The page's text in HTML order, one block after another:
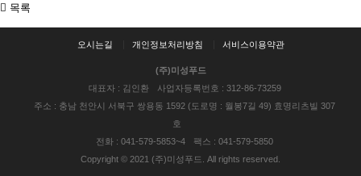
목록
오시는길 개인정보처리방침 서비스이용약관
(주)미성푸드
대표자 : 김인환
사업자등록번호 : 312-86-73259
주소 : 충남 천안시 서북구 쌍용동 1592 (도로명 : 월봉7길 49) 효명리츠빌 307
호
전화 : 041-579-5853~4
팩스 : 041-579-5850
Copyright © 2021 (주)미성푸드. All rights reserved.